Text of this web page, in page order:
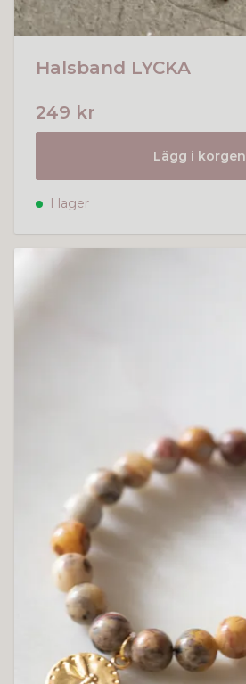
Halsband LYCKA
249 kr
Lägg i korgen
I lager